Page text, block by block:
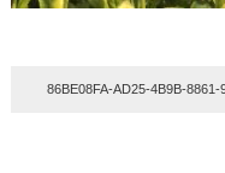
86BE08FA-AD25-4B9B-8861-